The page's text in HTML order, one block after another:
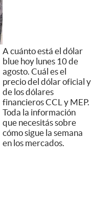
A cuánto está el dólar
blue hoy lunes 10 de
agosto. Cuál es el
precio del dólar oficial y
de los dólares
financieros CCL y MEP.
Toda la información
que necesitás sobre
cómo sigue la semana
en los mercados.